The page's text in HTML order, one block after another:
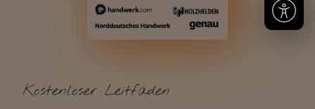
Kostenloser Leitfaden